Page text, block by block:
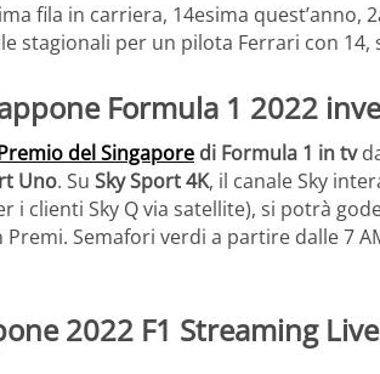
fila in carriera, 14esima quest’anno,
stagionali per un pilota Ferrari con 14,
Formula 1 2022
del Singapore di Formula 1 in tv
Uno. Su Sky Sport 4K, il canale Sky
i clienti Sky Q via satellite), si potrà
Semafori verdi a partire dalle 7
2022 F1 Streaming